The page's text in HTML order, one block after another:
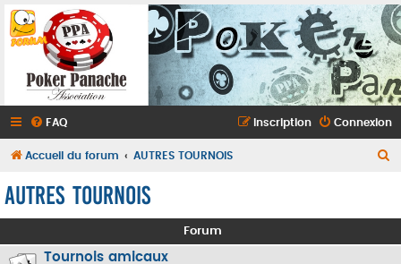
FAQ Connexion
Inscription
Accueil du forum AUTRES TOURNOIS
e
AUTRES TOURNOIS
Forum
Tournois amicaux